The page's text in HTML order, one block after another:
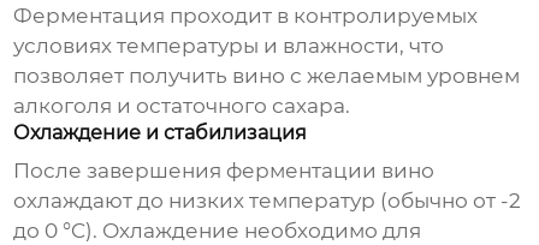
Ферментация проходит в контролируемых
условиях температуры и влажности, что
позволяет получить вино с желаемым уровнем
алкоголя и остаточного сахара.
Охлаждение и стабилизация
После завершения ферментации вино
охлаждают до низких температур (обычно от -2
до 0 °C). Охлаждение необходимо для